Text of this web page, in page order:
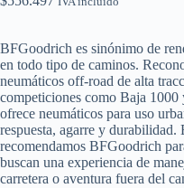
BFGoodrich es sinónimo de
en todo tipo de caminos.
neumáticos off-road de alta
competiciones como Baja 1000
ofrece neumáticos para uso
respuesta, agarre y durabilidad.
recomendamos BFGoodrich
buscan una experiencia de
carretera o aventura fuera del